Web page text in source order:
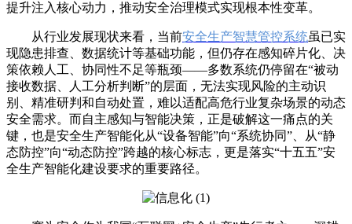
提升注入核心动力，推动安全治理模式实现根本性变革。
从行业发展现状来看，当前安全生产智慧管控系统虽已实
现隐患排查、数据统计等基础功能，但仍存在感知碎片化、决
策依赖人工、协同性不足等瓶颈——多数系统仍停留在“被动
接收数据、人工分析判断”的层面，无法实现风险的主动识
别、精准研判和自动处置，难以适配高危行业复杂场景的动态
安全需求。而自主感知与智能决策，正是破解这一痛点的关
键，也是安全生产智能化从“设备智能”向“系统协同”、从“静
态防控”向“动态防控”跨越的核心标志，更是落实“十五五”安
全生产智能化建设要求的重要路径。